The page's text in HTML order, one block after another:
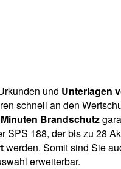
und Unterlagen
schnell an den
Brandschutz
188, der bis zu 28
werden. Somit sind Sie
erweiterbar.